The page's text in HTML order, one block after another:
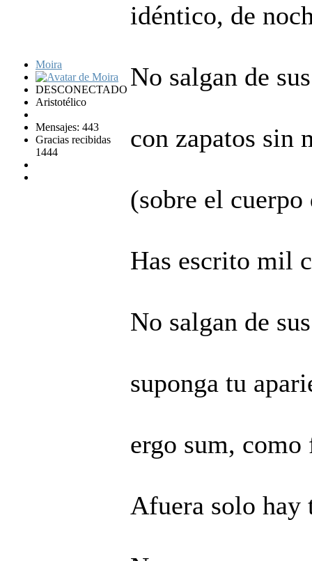
Moira
DESCONECTADO
Aristotélico
Mensajes: 443
Gracias recibidas
1444
idéntico, de
No salgan de
con zapatos sin
(sobre el
Has escrito mil
No salgan de
suponga tu
ergo sum,
Afuera solo hay